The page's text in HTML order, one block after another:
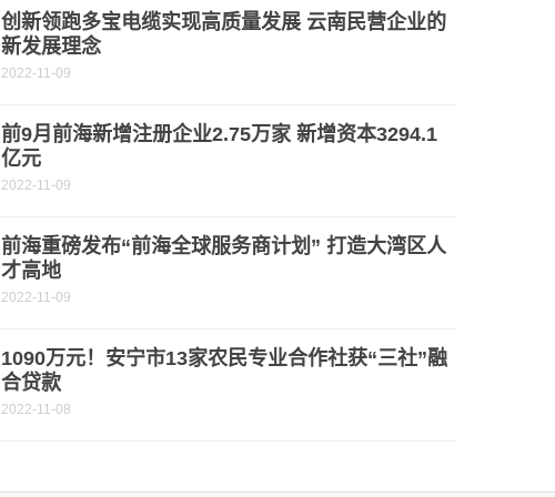
创新领跑多宝电缆实现高质量发展 云南民营企业的
新发展理念
2022-11-09
前9月前海新增注册企业2.75万家 新增资本3294.1
亿元
2022-11-09
前海重磅发布“前海全球服务商计划” 打造大湾区人
才高地
2022-11-09
1090万元！安宁市13家农民专业合作社获“三社”融
合贷款
2022-11-08